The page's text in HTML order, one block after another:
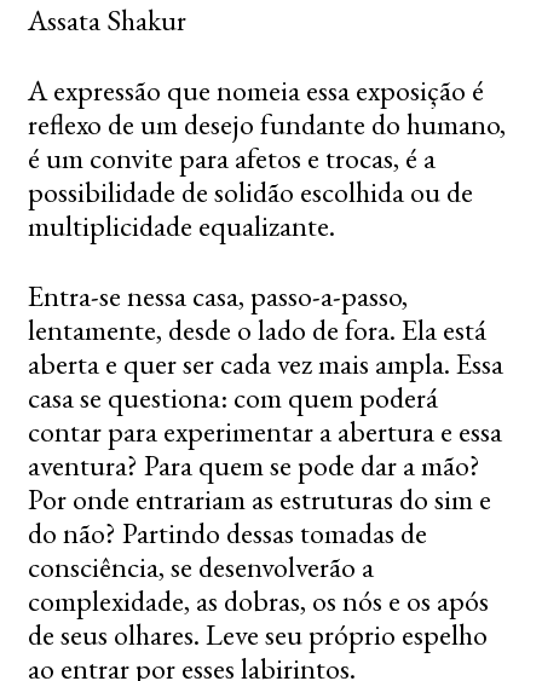
Assata Shakur
A expressão que nomeia essa exposição é
reflexo de um desejo fundante do humano,
é um convite para afetos e trocas, é a
possibilidade de solidão escolhida ou de
multiplicidade equalizante.
Entra-se nessa casa, passo-a-passo,
lentamente, desde o lado de fora. Ela está
aberta e quer ser cada vez mais ampla. Essa
casa se questiona: com quem poderá
contar para experimentar a abertura e essa
aventura? Para quem se pode dar a mão?
Por onde entrariam as estruturas do sim e
do não? Partindo dessas tomadas de
consciência, se desenvolverão a
complexidade, as dobras, os nós e os após
de seus olhares. Leve seu próprio espelho
ao entrar por esses labirintos.